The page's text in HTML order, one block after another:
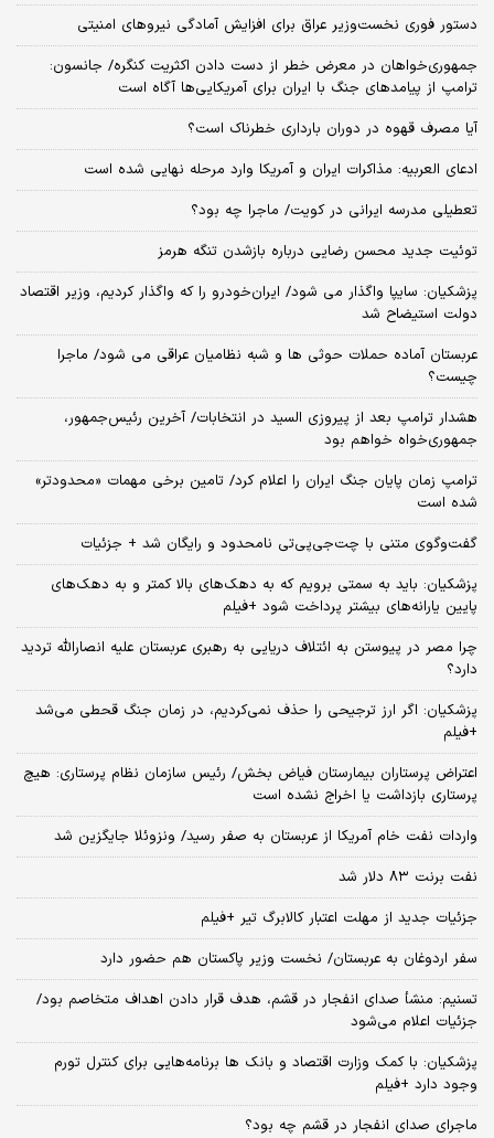
دستور فوری نخست‌وزیر عراق برای افزایش آمادگی نیروهای امنیتی
جمهوری‌خواهان در معرض خطر از دست دادن اکثریت کنگره/ جانسون:
ترامپ از پیامدهای جنگ با ایران برای آمریکایی‌ها آگاه است
آیا مصرف قهوه در دوران بارداری خطرناک است؟
ادعای العربیه: مذاکرات ایران و آمریکا وارد مرحله نهایی شده است
تعطیلی مدرسه ایرانی در کویت/ ماجرا چه بود؟
توئیت جدید محسن رضایی درباره بازشدن تنگه هرمز
پزشکیان: سایپا واگذار می شود/ ایران‌خودرو را که واگذار کردیم، وزیر اقتصاد
دولت استیضاح شد
عربستان آماده حملات حوثی ها و شبه نظامیان عراقی می شود/ ماجرا
چیست؟
هشدار ترامپ بعد از پیروزی السید در انتخابات/ آخرین رئیس‌جمهور،
جمهوری‌خواه خواهم بود
ترامپ زمان پایان جنگ ایران را اعلام کرد/ تامین برخی مهمات «محدودتر»
شده است
گفت‌وگوی متنی با چت‌جی‌پی‌تی نامحدود و رایگان شد + جزئیات
پزشکیان: باید به سمتی برویم که به دهک‌های بالا کمتر و به دهک‌های
پایین یارانه‌های بیشتر پرداخت شود +فیلم
چرا مصر در پیوستن به ائتلاف دریایی به رهبری عربستان علیه انصارالله تردید
دارد؟
پزشکیان: اگر ارز ترجیحی را حذف نمی‌کردیم، در زمان جنگ قحطی می‌شد
+فیلم
اعتراض پرستاران بیمارستان فیاض بخش/ رئیس سازمان نظام پرستاری: هیچ
پرستاری بازداشت یا اخراج نشده است
واردات نفت خام آمریکا از عربستان به صفر رسید/ ونزوئلا جایگزین شد
نفت برنت ۸۳ دلار شد
جزئیات جدید از مهلت اعتبار کالابرگ تیر +فیلم
سفر اردوغان به عربستان/ نخست وزیر پاکستان هم حضور دارد
تسنیم: منشأ صدای انفجار در قشم، هدف قرار دادن اهداف متخاصم بود/
جزئیات اعلام می‌شود
پزشکیان: با کمک وزارت اقتصاد و بانک ها برنامه‌هایی برای کنترل تورم
وجود دارد +فیلم
ماجرای صدای انفجار در قشم چه بود؟